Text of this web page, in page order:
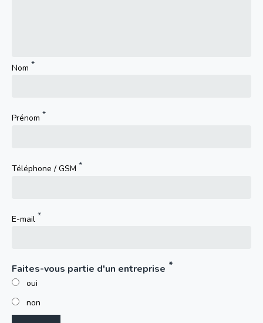
Nom
Prénom
Téléphone / GSM
E-mail
Faites-vous partie d'un entreprise
oui
non